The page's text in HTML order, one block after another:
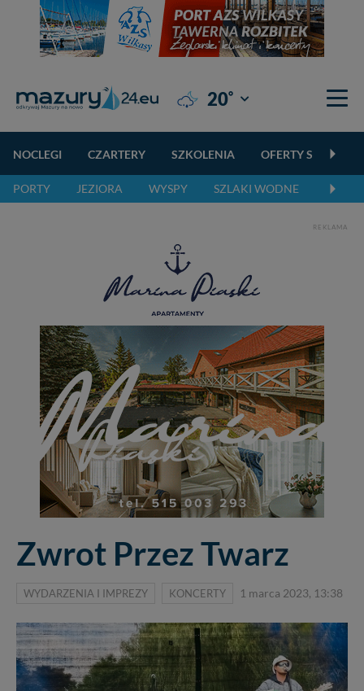
20° Giżycko
NOCLEGI CZARTERY SZKOLENIA OFERTY
PORTY JEZIORA WYSPY SZLAKI WODNE
REKLAMA
Zwrot Przez Twarz
WYDARZENIA I IMPREZY KONCERTY 1 marca 2023, 13:38